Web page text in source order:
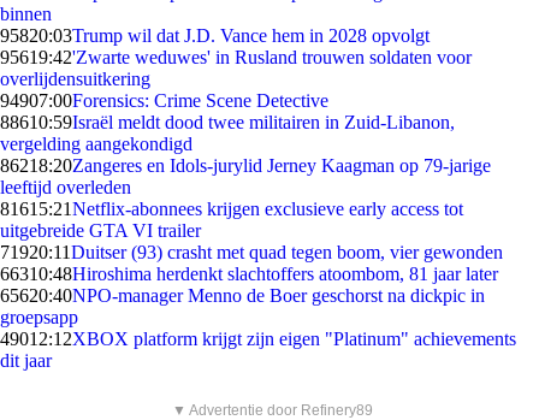
binnen
95820:03Trump wil dat J.D. Vance hem in 2028 opvolgt
95619:42'Zwarte weduwes' in Rusland trouwen soldaten voor
overlijdensuitkering
94907:00Forensics: Crime Scene Detective
88610:59Israël meldt dood twee militairen in Zuid-Libanon,
vergelding aangekondigd
86218:20Zangeres en Idols-jurylid Jerney Kaagman op 79-jarige
leeftijd overleden
81615:21Netflix-abonnees krijgen exclusieve early access tot
uitgebreide GTA VI trailer
71920:11Duitser (93) crasht met quad tegen boom, vier gewonden
66310:48Hiroshima herdenkt slachtoffers atoombom, 81 jaar later
65620:40NPO-manager Menno de Boer geschorst na dickpic in
groepsapp
49012:12XBOX platform krijgt zijn eigen "Platinum" achievements
dit jaar
▼ Advertentie door Refinery89